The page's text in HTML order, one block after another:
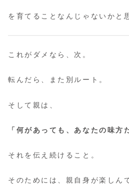
を育てることなんじゃないかと
これがダメなら、次。
転んだら、また別ルート。
そして親は、
「何があっても、あなたの味方
それを伝え続けること。
そのためには、親自身が楽しん